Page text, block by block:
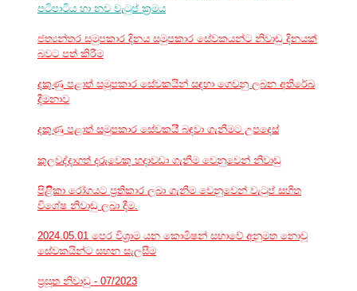
පටිපාටිය හා නව වැටුප් ක්‍රමය
ජත්‍යන්තර සමුපකාර දිනය සමුපකාර සේවකයන්ට නිවාඩු දිනයක්
බවට පත් කිරීම
දකුණු පළාත් සමූපකාර සේවකයින් සඳහා ගෙවනු ලබන අතිරේඛ
දීමනාව
දකුණු පළාත් සමුපකාර සේවකයි් බඳවා ගැනීමට උපදෙස්
කුලවද්දාගත් දරුවෙකු හදාවඩා ගැනීම වෙනුවෙන් නිවාඩු
පිළිිකා රෝගයට ප්‍රතිකාර ලබා ගැනීම වෙනුවෙන් වැටුප් සහිත
විශේෂ නිවාඩු ලබා දීම.
2024.05.01 පෙර විශ්‍රාම යන කොමිෂන් සභාවේ අනුමත නොවූ
සේවකයින්ට සහන සැලසීම
ප්‍රසූත නිවාඩු - 07/2023